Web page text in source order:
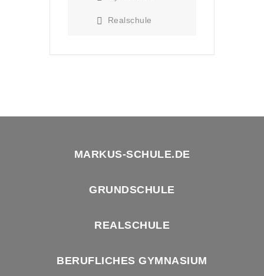
Realschule
MARKUS-SCHULE.DE
GRUNDSCHULE
REALSCHULE
BERUFLICHES GYMNASIUM